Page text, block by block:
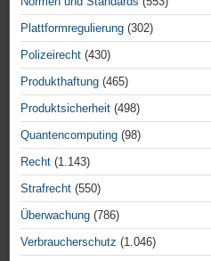
Plattformregulierung (302)
Polizeirecht (430)
Produkthaftung (465)
Produktsicherheit (498)
Quantencomputing (98)
Recht (1.143)
Strafrecht (550)
Überwachung (786)
Verbraucherschutz (1.046)